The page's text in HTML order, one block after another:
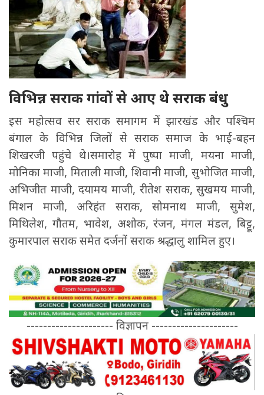
विभिन्न सराक गांवों से आए थे सराक बंधु
इस महोत्सव सर सराक समागम में झारखंड और पश्चिम
बंगाल के विभिन्न जिलों से सराक समाज के भाई-बहन
शिखरजी पहुंचे थे।समारोह में पुष्पा माजी, मयना माजी,
मोनिका माजी, मिताली माजी, शिवानी माजी, सुभोजित माजी,
अभिजीत माजी, दयामय माजी, रीतेश सराक, सुखमय माजी,
मिशन माजी, अरिहंत सराक, सोमनाथ माजी, सुमेश,
मिथिलेश, गौतम, भावेश, अशोक, रंजन, मंगल मंडल, बिट्टू,
कुमारपाल सराक समेत दर्जनों सराक श्रद्धालु शामिल हुए।
--------------------- विज्ञापन ---------------------